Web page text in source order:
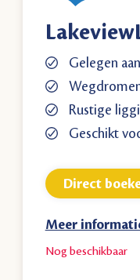
Gelegen
Rustige
Geschikt
Nog beschikbaar
Meer
Direct